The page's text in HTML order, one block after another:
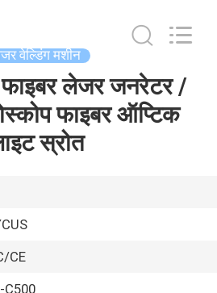
वेल्डिंग मशीन
लेजर जनरेटर /
फाइबर ऑप्टिक
स्रोत
CE
C500